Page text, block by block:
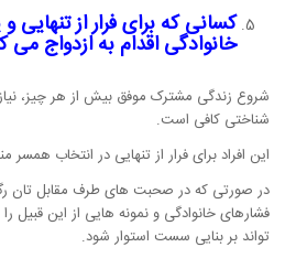
کسانی که برای فرار از تنهایی
خانوادگی اقدام به ازدواج می
شروع زندگی مشترک موفق بیش از هر چیز،
شناختی کافی است.
این افراد برای فرار از تنهایی در انتخاب
در صورتی که در صحبت های طرف مقابل تان
فشارهای خانوادگی و نمونه هایی از این قبیل
تواند بر بنایی سست استوار شود.